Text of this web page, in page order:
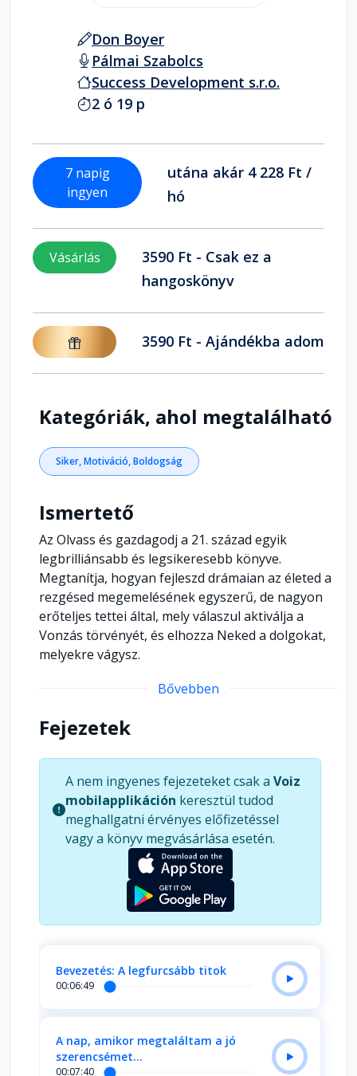
Don Boyer
Pálmai Szabolcs
Success Development s.r.o.
2 ó 19 p
7 napig
ingyen
utána akár 4 228 Ft /
hó
Vásárlás
3590 Ft - Csak ez a
hangoskönyv
3590 Ft - Ajándékba adom
Kategóriák, ahol megtalálható
Siker, Motiváció, Boldogság
Ismertető
Az Olvass és gazdagodj a 21. század egyik
legbrilliánsabb és legsikeresebb könyve.
Megtanítja, hogyan fejleszd drámaian az életed a
rezgésed megemelésének egyszerű, de nagyon
erőteljes tettei által, mely válaszul aktiválja a
Vonzás törvényét, és elhozza Neked a dolgokat,
melyekre vágysz.
Bővebben
Fejezetek
A nem ingyenes fejezeteket csak a Voiz
mobilapplikáción keresztül tudod
meghallgatni érvényes előfizetéssel
vagy a könyv megvásárlása esetén.
Bevezetés: A legfurcsább titok
00:06:49
A nap, amikor megtaláltam a jó
szerencsémet...
00:07:40